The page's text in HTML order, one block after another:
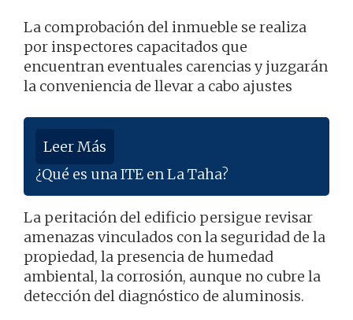
La comprobación del inmueble se realiza
por inspectores capacitados que
encuentran eventuales carencias y juzgarán
la conveniencia de llevar a cabo ajustes
Leer Más
¿Qué es una ITE en La Taha?
La peritación del edificio persigue revisar
amenazas vinculados con la seguridad de la
propiedad, la presencia de humedad
ambiental, la corrosión, aunque no cubre la
detección del diagnóstico de aluminosis.